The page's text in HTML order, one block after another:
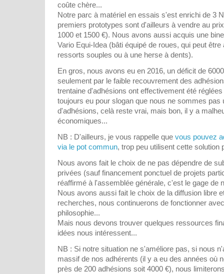
coûte chère...
Notre parc à matériel en essais s'est enrichi de 3
premiers prototypes sont d'ailleurs à vendre au
1000 et 1500 €). Nous avons aussi acquis une
Vario Equi-Idea (bâti équipé de roues, qui peut
ressorts souples ou à une herse à dents).
En gros, nous avons eu en 2016, un déficit de
seulement par le faible recouvrement des
trentaine d'adhésions ont effectivement été
toujours eu pour slogan que nous ne sommes pas
d'adhésions, celà reste vrai, mais bon, il y a
économiques...
NB : D'ailleurs, je vous rappelle que vous pouvez
via le pot commun, trop peu utilisent cette solution
Nous avons fait le choix de ne pas dépendre de
privées (sauf financement ponctuel de projets
réaffirmé à l'assemblée générale, c'est le gage de
Nous avons aussi fait le choix de la diffusion libre
recherches, nous continuerons de fonctionner
philosophie...
Mais nous devons trouver quelques ressources
idées nous intéressent...
NB : Si notre situation ne s'améliore pas, si nous
massif de nos adhérents (il y a eu des années où
près de 200 adhésions soit 4000 €), nous